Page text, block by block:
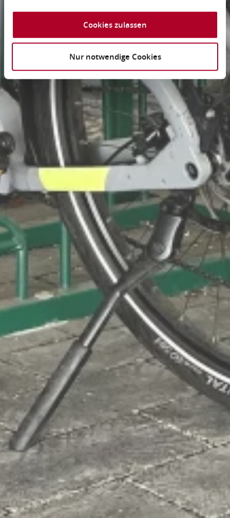
Cookies zulassen
Nur notwendige Cookies